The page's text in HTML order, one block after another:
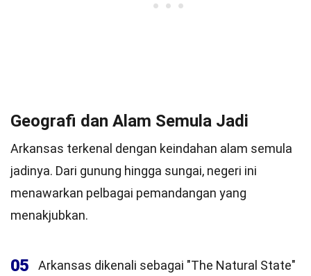
Geografi dan Alam Semula Jadi
Arkansas terkenal dengan keindahan alam semula
jadinya. Dari gunung hingga sungai, negeri ini
menawarkan pelbagai pemandangan yang
menakjubkan.
05
Arkansas dikenali sebagai "The Natural State"